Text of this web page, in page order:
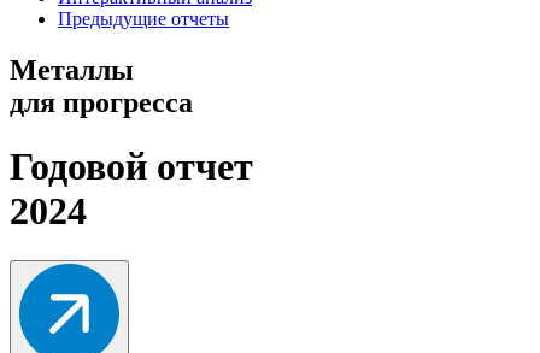
Предыдущие отчеты
Металлы
для прогресса
Годовой отчет
2024